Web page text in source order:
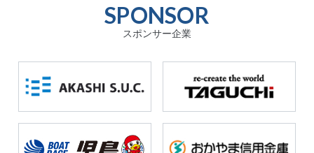
SPONSOR
スポンサー企業